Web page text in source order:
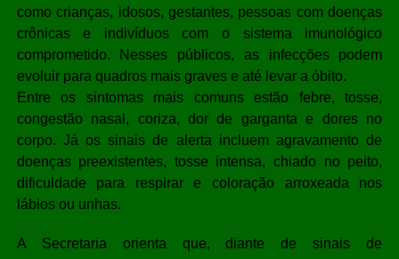
como crianças, idosos, gestantes, pessoas com doenças
crônicas e indivíduos com o sistema imunológico
comprometido. Nesses públicos, as infecções podem
evoluir para quadros mais graves e até levar a óbito.
Entre os sintomas mais comuns estão febre, tosse,
congestão nasal, coriza, dor de garganta e dores no
corpo. Já os sinais de alerta incluem agravamento de
doenças preexistentes, tosse intensa, chiado no peito,
dificuldade para respirar e coloração arroxeada nos
lábios ou unhas.
A Secretaria orienta que, diante de sinais de